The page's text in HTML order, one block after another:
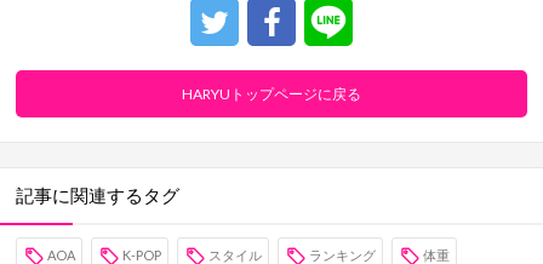
HARYUトップページに戻る
記事に関連するタグ
AOA K-POP スタイル ランキング 体重